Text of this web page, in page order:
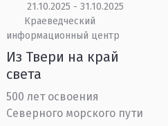
21.10.2025 - 31.10.2025
Краеведческий
информационный центр
Из Твери на край
света
500 лет освоения
Северного морского пути